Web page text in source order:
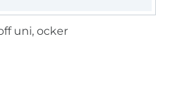
uni, ocker